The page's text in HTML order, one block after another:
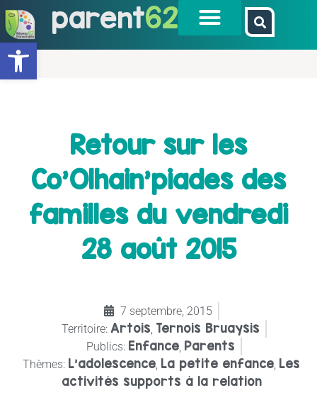
Ouvrir la barre d’outils
parent62
Retour sur les
Co’Olhain’piades des
familles du vendredi
28 août 2015
7 septembre, 2015
Territoire: Artois Ternois Bruaysis
Publics: Enfance Parents
Thèmes: L’adolescence La petite enfance Les
activités supports à la relation